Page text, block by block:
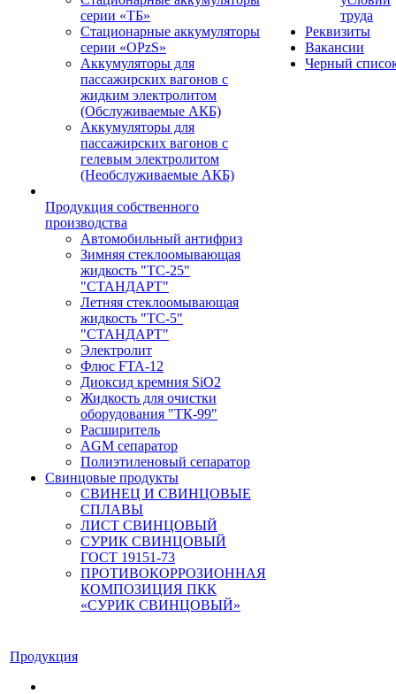
серии «ТБ»
Стационарные аккумуляторы
серии «OPzS»
Аккумуляторы для
пассажирских вагонов с
жидким электролитом
(Обслуживаемые АКБ)
Аккумуляторы для
пассажирских вагонов с
гелевым электролитом
(Необслуживаемые АКБ)
Продукция собственного
производства
Автомобильный антифриз
Зимняя стеклоомывающая
жидкость "ТС-25"
"СТАНДАРТ"
Летняя стеклоомывающая
жидкость "ТС-5"
"СТАНДАРТ"
Электролит
Флюс FTA-12
Диоксид кремния SiO2
Жидкость для очистки
оборудования "ТК-99"
Расширитель
AGM сепаратор
Полиэтиленовый сепаратор
Свинцовые продукты
СВИНЕЦ И СВИНЦОВЫЕ
СПЛАВЫ
ЛИСТ СВИНЦОВЫЙ
СУРИК СВИНЦОВЫЙ
ГОСТ 19151-73
ПРОТИВОКОРРОЗИОННАЯ
КОМПОЗИЦИЯ ПКК
«СУРИК СВИНЦОВЫЙ»
труда
Реквизиты
Вакансии
Черный
Продукция